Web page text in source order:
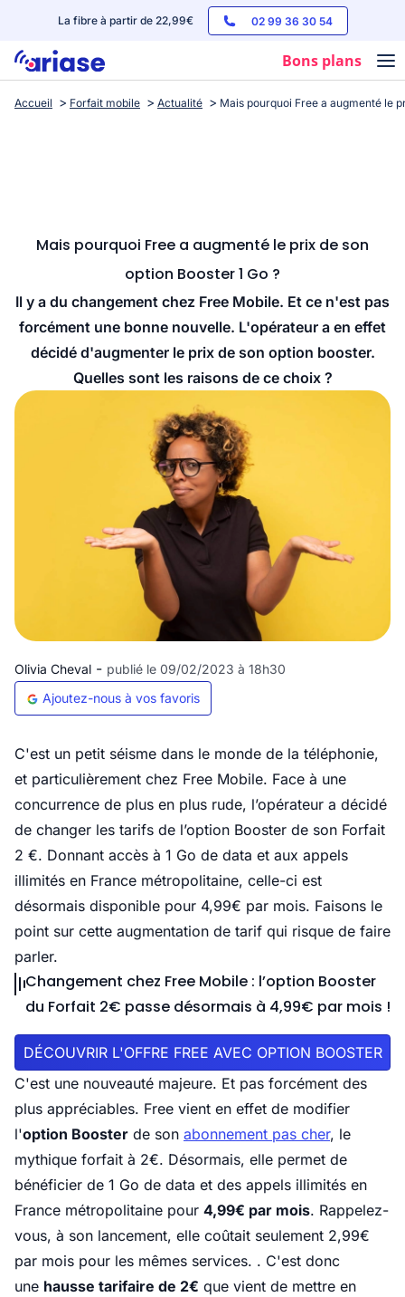
La fibre à partir de 22,99€ 02 99 36 30 54
Bons plans
Box internet
Streaming
Accueil Forfait mobile Actualité Mais pourquoi Free a augmenté le
Mais pourquoi Free a augmenté le prix de son
option Booster 1 Go ?
Il y a du changement chez Free Mobile. Et ce n'est pas
forcément une bonne nouvelle. L'opérateur a en effet
décidé d'augmenter le prix de son option booster.
Quelles sont les raisons de ce choix ?
Olivia Cheval - publié le 09/02/2023 à 18h30
Ajoutez-nous à vos favoris
C'est un petit séisme dans le monde de la téléphonie,
et particulièrement chez Free Mobile. Face à une
concurrence de plus en plus rude, l’opérateur a décidé
de changer les tarifs de l’option Booster de son Forfait
2 €. Donnant accès à 1 Go de data et aux appels
illimités en France métropolitaine, celle-ci est
désormais disponible pour 4,99€ par mois. Faisons le
point sur cette augmentation de tarif qui risque de faire
parler.
Changement chez Free Mobile : l’option Booster
du Forfait 2€ passe désormais à 4,99€ par mois !
DÉCOUVRIR L'OFFRE FREE AVEC OPTION BOOSTER
C'est une nouveauté majeure. Et pas forcément des
plus appréciables. Free vient en effet de modifier
l'option Booster de son abonnement pas cher, le
mythique forfait à 2€. Désormais, elle permet de
bénéficier de 1 Go de data et des appels illimités en
France métropolitaine pour 4,99€ par mois. Rappelez-
vous, à son lancement, elle coûtait seulement 2,99€
par mois pour les mêmes services. . C'est donc
une hausse tarifaire de 2€ que vient de mettre en